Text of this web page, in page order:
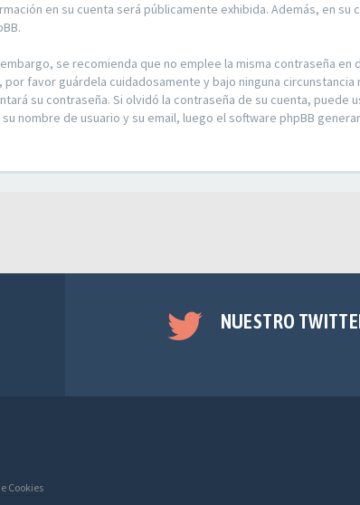
en su cuenta será públicamente exhibida. Además, en
se recomienda que no emplee la misma contraseña
favor guárdela cuidadosamente y bajo ninguna circunstancia
su contraseña. Si olvidó la contraseña de su cuenta, puede
nombre de usuario y su email, luego el software phpBB
NUESTRO
Cookies